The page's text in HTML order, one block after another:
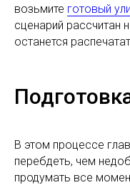
возьмите готовый
сценарий рассчитан
останется
В этом процессе
перебдеть, чем
продумать все